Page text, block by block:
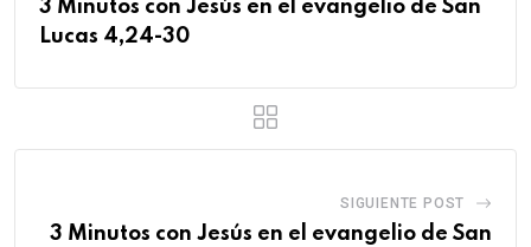
3 Minutos con Jesús en el evangelio de San
Lucas 4,24-30
SIGUIENTE POST
3 Minutos con Jesús en el evangelio de San